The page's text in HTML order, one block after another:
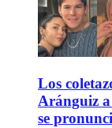
Los
Aránguiz
se